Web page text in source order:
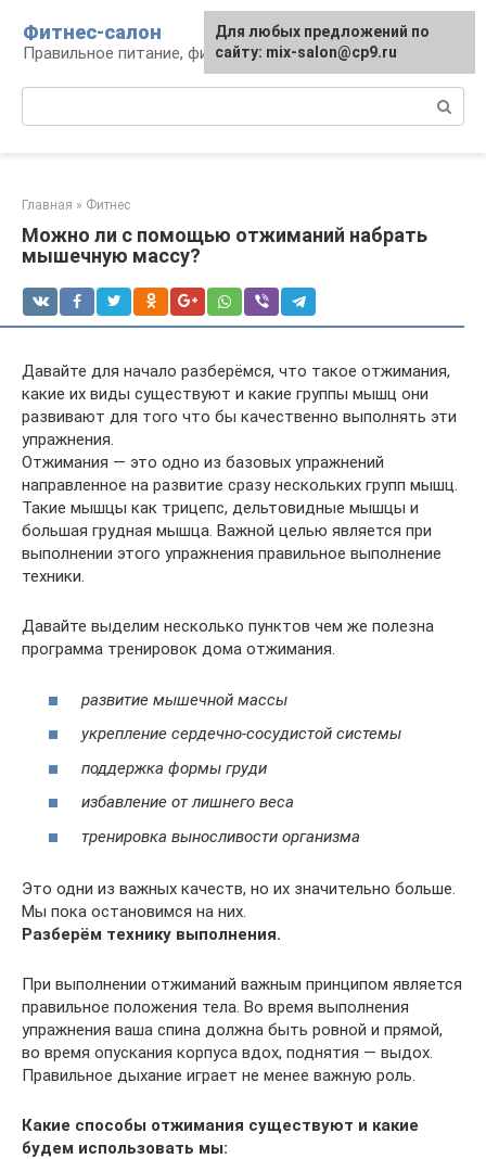
контенту
Фитнес-салон
Правильное питание, фитнес, образ жизни
Главная » Фитнес
Можно ли с помощью отжиманий набрать
мышечную массу?
Давайте для начало разберёмся, что такое отжимания,
какие их виды существуют и какие группы мышц они
развивают для того что бы качественно выполнять эти
упражнения.
Отжимания — это одно из базовых упражнений
направленное на развитие сразу нескольких групп мышц.
Такие мышцы как трицепс, дельтовидные мышцы и
большая грудная мышца. Важной целью является при
выполнении этого упражнения правильное выполнение
техники.
Давайте выделим несколько пунктов чем же полезна
программа тренировок дома отжимания.
развитие мышечной массы
укрепление сердечно-сосудистой системы
поддержка формы груди
избавление от лишнего веса
тренировка выносливости организма
Это одни из важных качеств, но их значительно больше.
Мы пока остановимся на них.
Разберём технику выполнения.
При выполнении отжиманий важным принципом является
правильное положения тела. Во время выполнения
упражнения ваша спина должна быть ровной и прямой,
во время опускания корпуса вдох, поднятия — выдох.
Правильное дыхание играет не менее важную роль.
Какие способы отжимания существуют и какие
будем использовать мы:
Для любых предложений по
сайту: mix-salon@cp9.ru